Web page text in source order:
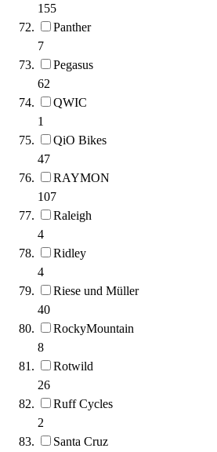
155
Panther
7
Pegasus
62
QWIC
1
QiO Bikes
47
RAYMON
107
Raleigh
4
Ridley
4
Riese und Müller
40
RockyMountain
8
Rotwild
26
Ruff Cycles
2
Santa Cruz